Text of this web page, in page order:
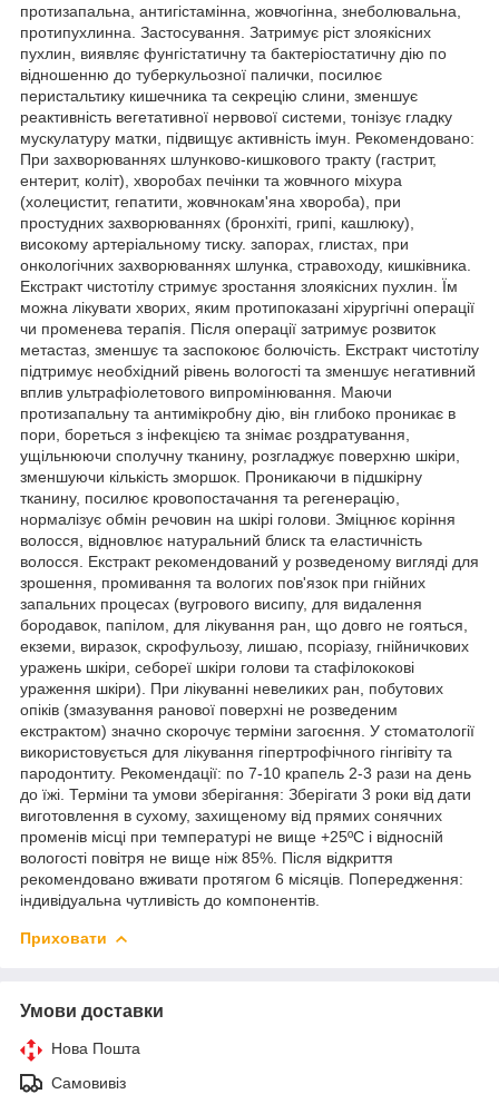
протизапальна, антигістамінна, жовчогінна, знеболювальна,
протипухлинна. Застосування. Затримує ріст злоякісних
пухлин, виявляє фунгістатичну та бактеріостатичну дію по
відношенню до туберкульозної палички, посилює
перистальтику кишечника та секрецію слини, зменшує
реактивність вегетативної нервової системи, тонізує гладку
мускулатуру матки, підвищує активність імун. Рекомендовано:
При захворюваннях шлунково-кишкового тракту (гастрит,
ентерит, коліт), хворобах печінки та жовчного міхура
(холецистит, гепатити, жовчнокам'яна хвороба), при
простудних захворюваннях (бронхіті, грипі, кашлюку),
високому артеріальному тиску. запорах, глистах, при
онкологічних захворюваннях шлунка, стравоходу, кишківника.
Екстракт чистотілу стримує зростання злоякісних пухлин. Їм
можна лікувати хворих, яким протипоказані хірургічні операції
чи променева терапія. Після операції затримує розвиток
метастаз, зменшує та заспокоює болючість. Екстракт чистотілу
підтримує необхідний рівень вологості та зменшує негативний
вплив ультрафіолетового випромінювання. Маючи
протизапальну та антимікробну дію, він глибоко проникає в
пори, бореться з інфекцією та знімає роздратування,
ущільнюючи сполучну тканину, розгладжує поверхню шкіри,
зменшуючи кількість зморшок. Проникаючи в підшкірну
тканину, посилює кровопостачання та регенерацію,
нормалізує обмін речовин на шкірі голови. Зміцнює коріння
волосся, відновлює натуральний блиск та еластичність
волосся. Екстракт рекомендований у розведеному вигляді для
зрошення, промивання та вологих пов'язок при гнійних
запальних процесах (вугрового висипу, для видалення
бородавок, папілом, для лікування ран, що довго не гояться,
екземи, виразок, скрофульозу, лишаю, псоріазу, гнійничкових
уражень шкіри, себореї шкіри голови та стафілококові
ураження шкіри). При лікуванні невеликих ран, побутових
опіків (змазування ранової поверхні не розведеним
екстрактом) значно скорочує терміни загоєння. У стоматології
використовується для лікування гіпертрофічного гінгівіту та
пародонтиту. Рекомендації: по 7-10 крапель 2-3 рази на день
до їжі. Терміни та умови зберігання: Зберігати 3 роки від дати
виготовлення в сухому, захищеному від прямих сонячних
променів місці при температурі не вище +25ºС і відносній
вологості повітря не вище ніж 85%. Після відкриття
рекомендовано вживати протягом 6 місяців. Попередження:
індивідуальна чутливість до компонентів.
Приховати
Умови доставки
Нова Пошта
Самовивіз